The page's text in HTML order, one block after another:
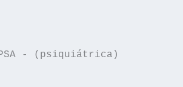
PSA - (psiquiátrica)